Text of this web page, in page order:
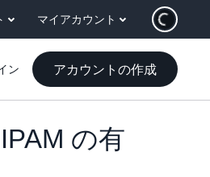
マイアカウント
ン アカウントの作成
の有